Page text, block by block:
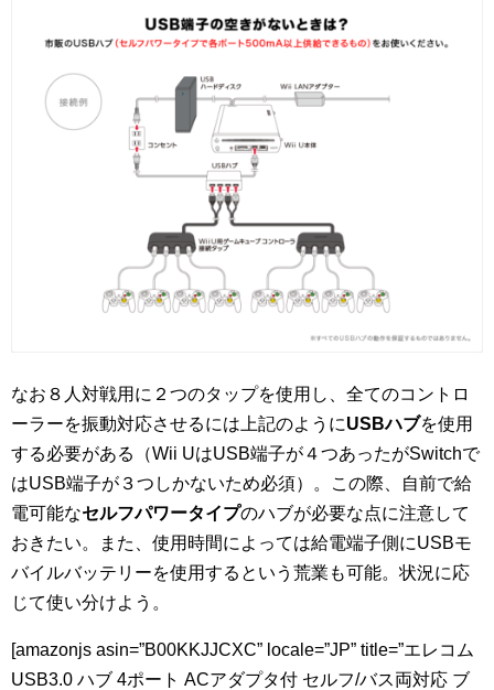
なお８人対戦用に２つのタップを使用し、全てのコントロ
ーラーを振動対応させるには上記のようにUSBハブを使用
する必要がある（Wii UはUSB端子が４つあったがSwitchで
はUSB端子が３つしかないため必須）。この際、自前で給
電可能なセルフパワータイプのハブが必要な点に注意して
おきたい。また、使用時間によっては給電端子側にUSBモ
バイルバッテリーを使用するという荒業も可能。状況に応
じて使い分けよう。
[amazonjs asin=”B00KKJJCXC” locale=”JP” title=”エレコム
USB3.0 ハブ 4ポート ACアダプタ付 セルフ/バス両対応 ブ